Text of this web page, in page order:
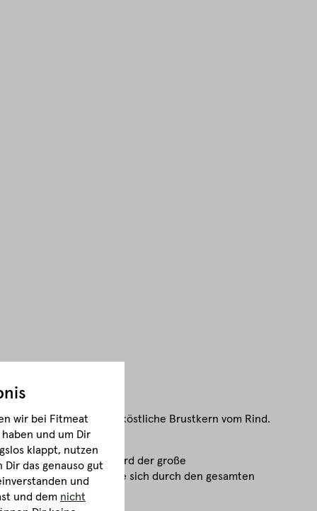
derart begehrt wie der köstliche Brustkern vom Rind.
gönnen.
dem Point. Als Flat wird der große
breite Fettschicht, die sich durch den gesamten
wir bei Fitmeat
und um Dir
klappt, nutzen
Dir das genauso gut
und
und dem nicht